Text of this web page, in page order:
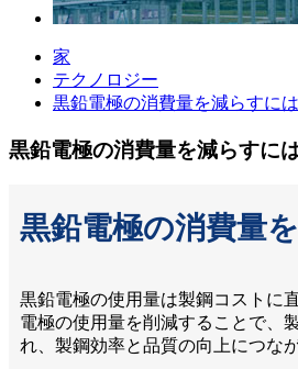
家
テクノロジー
黒鉛電極の消費量を減らすには
黒鉛電極の消費量を減らすに
黒鉛電極の消費量
黒鉛電極の使用量は製鋼コストに
電極の使用量を削減することで、
れ、製鋼効率と品質の向上につな